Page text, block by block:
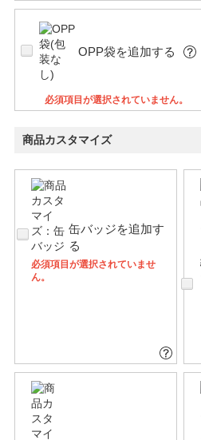
OPP袋を追加する
必須項目が選択されていません。
商品カスタマイズ
缶バッジを追加す
る
必須項目が選択されていませ
ん。